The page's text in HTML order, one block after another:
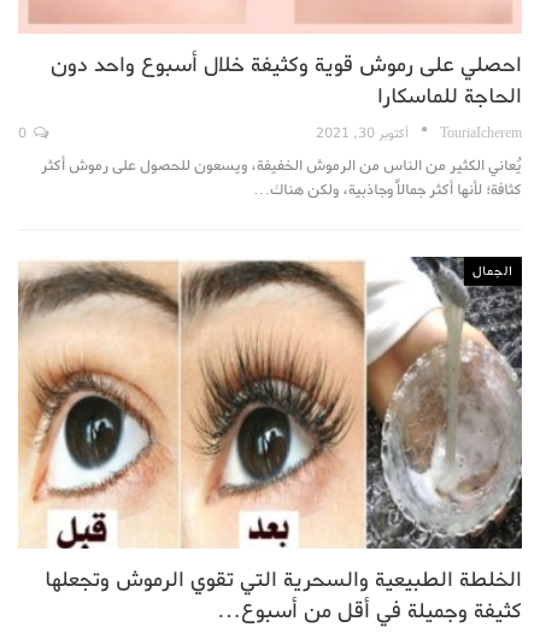
احصلي على رموش قوية وكثيفة خلال أسبوع واحد دون
الحاجة للماسكارا
TouriaIcherem أكتوبر 30, 2021
يُعاني الكثير من الناس من الرموش الخفيفة، ويسعون للحصول على رموش أكثر
كثافة؛ لأنها أكثر جمالاً وجاذبية، ولكن هناك…
الجمال
الخلطة الطبيعية والسحرية التي تقوي الرموش وتجعلها
كثيفة وجميلة في أقل من أسبوع…